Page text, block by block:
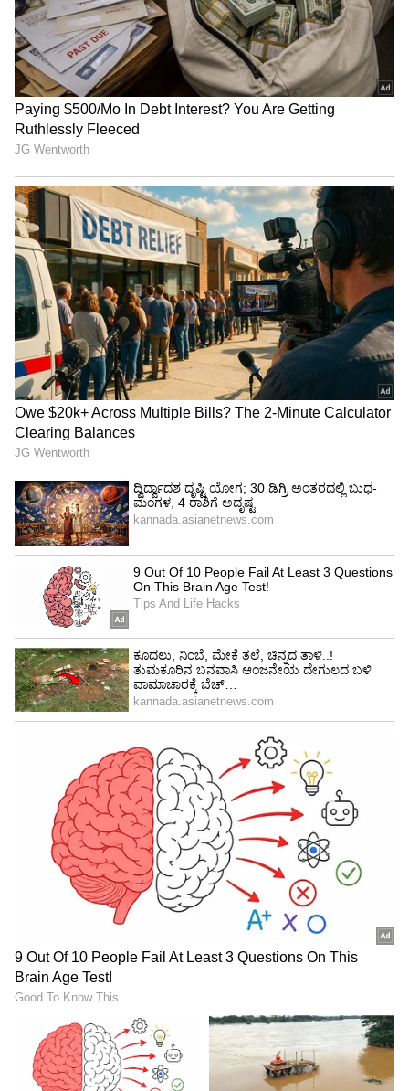
ಸ್ಥಳಕ್ಕೆ ಜಯನಗರ ಪೊಲೀಸರ ಭೇಟಿ
ಘಟನೆಗೆ ಸಂಬಂಧಿಸಿದಂತೆ ಮಾಹಿತಿ ಸಿಗುತ್ತಿದ್ದಂತೆಯೇ
ತುಮಕೂರಿನ ಜಯನಗರ ಪೊಲೀಸ್ ಠಾಣೆಯ ಅಧಿಕಾರಿಗಳು
ಸ್ಥಳಕ್ಕೆ ಧಾವಿಸಿ ಪರಿಶೀಲನೆ ನಡೆಸಿದ್ದಾರೆ. ಸದ್ಯ ವಿದ್ಯಾರ್ಥಿಯ
ಮೃತದೇಹವನ್ನು ಮರಣೋತ್ತರ ಪರೀಕ್ಷೆಗಾಗಿ ತುಮಕೂರು
ಜಿಲ್ಲಾ ಸರ್ಕಾರಿ ಆಸ್ಪತ್ರೆಗೆ ರವಾನಿಸಲಾಗಿದೆ. ಪೊಲೀಸರು
ದಾವಣಗೆರೆಯಲ್ಲಿರುವ ಮೃತನ ಪೋಷಕರಿಗೆ ಅಧಿಕೃತ ಮಾಹಿತಿ
ನೀಡಿದ್ದು, ಕಣ್ಣೀರು ಹಾಕುತ್ತಲೇ ಪೋಷಕರು ತುಮಕೂರಿನತ್ತ
ಧಾವಿಸುತ್ತಿದ್ದಾರೆ. ಜಯನಗರ ಪೊಲೀಸ್ ಠಾಣೆಯಲ್ಲಿ ಪ್ರಕರಣ
ದಾಖಲಾಗಿದ್ದು, ವಿದ್ಯಾರ್ಥಿಯ ಸಾವಿನ ಹಿಂದಿರುವ ನೈಜ
ಕಾರಣವನ್ನು ಪತ್ತೆ ಹಚ್ಚಲು ಪೊಲೀಸರು ತನಿಖೆ ಕೈಗೊಂಡಿದ್ದಾರೆ.